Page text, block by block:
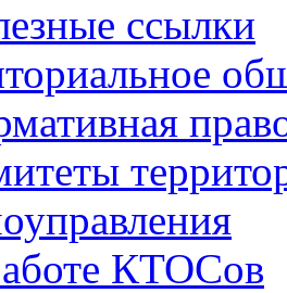
ссылки
КТОСов